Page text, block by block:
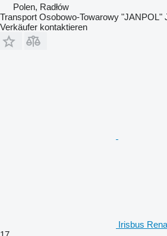
Polen, Radłów
Transport Osobowo-Towarowy "JANPOL"
Verkäufer kontaktieren
Irisbus